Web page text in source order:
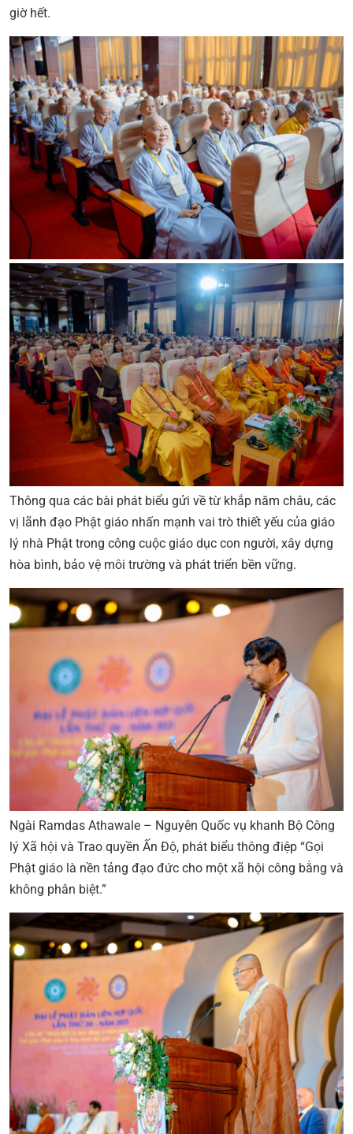
giờ hết.
Thông qua các bài phát biểu gửi về từ khắp năm châu, các
vị lãnh đạo Phật giáo nhấn mạnh vai trò thiết yếu của giáo
lý nhà Phật trong công cuộc giáo dục con người, xây dựng
hòa bình, bảo vệ môi trường và phát triển bền vững.
Ngài Ramdas Athawale – Nguyên Quốc vụ khanh Bộ Công
lý Xã hội và Trao quyền Ấn Độ, phát biểu thông điệp “Gọi
Phật giáo là nền tảng đạo đức cho một xã hội công bằng và
không phân biệt.”